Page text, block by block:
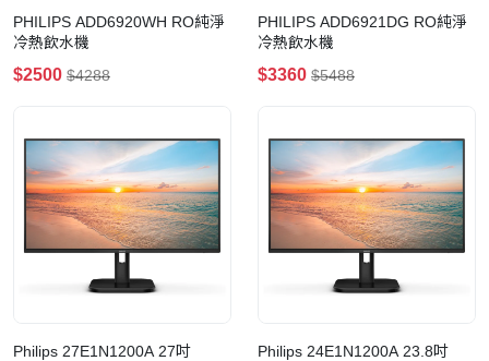
PHILIPS ADD6920WH RO純淨
冷熱飲水機
$2500 $4288
PHILIPS ADD6921DG RO純淨
冷熱飲水機
$3360 $5488
Philips 27E1N1200A 27吋
Philips 24E1N1200A 23.8吋